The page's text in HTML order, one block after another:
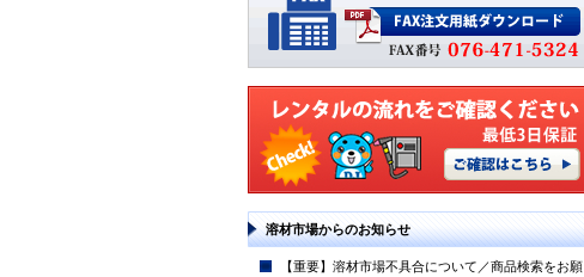
溶材市場からのお知らせ
【重要】溶材市場不具合について／商品検索をお願